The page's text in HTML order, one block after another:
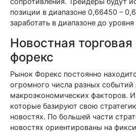
позиции в диапазоне 0,66450 –
заработать в диапазоне до
Новостная торговая
форекс
Рынок Форекс постоянно
огромного числа разных событий
макроэкономических факторов.
которые базируют свою
новостях. По большей части
новостях ориентированы на